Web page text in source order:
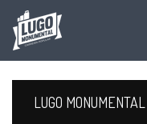
LUGO MONUMENTAL